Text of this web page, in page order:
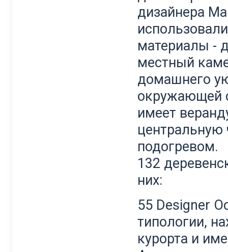
дизайнера
материалы -
местный
домашнего
окружающей
имеет
центральную
подогревом.
132
них:
55 Designer
типологии,
курорта и